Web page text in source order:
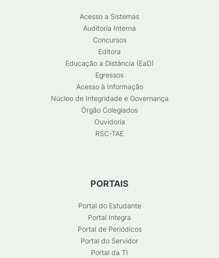
Acesso a Sistemas
Auditoria Interna
Concursos
Editora
Educação a Distância (EaD)
Egressos
Acesso à Informação
Núcleo de Integridade e Governança
Órgão Colegiados
Ouvidoria
RSC-TAE
PORTAIS
Portal do Estudante
Portal Integra
Portal de Periódicos
Portal do Servidor
Portal da TI